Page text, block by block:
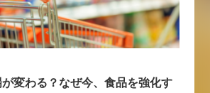
が変わる？なぜ今、食品を強化す